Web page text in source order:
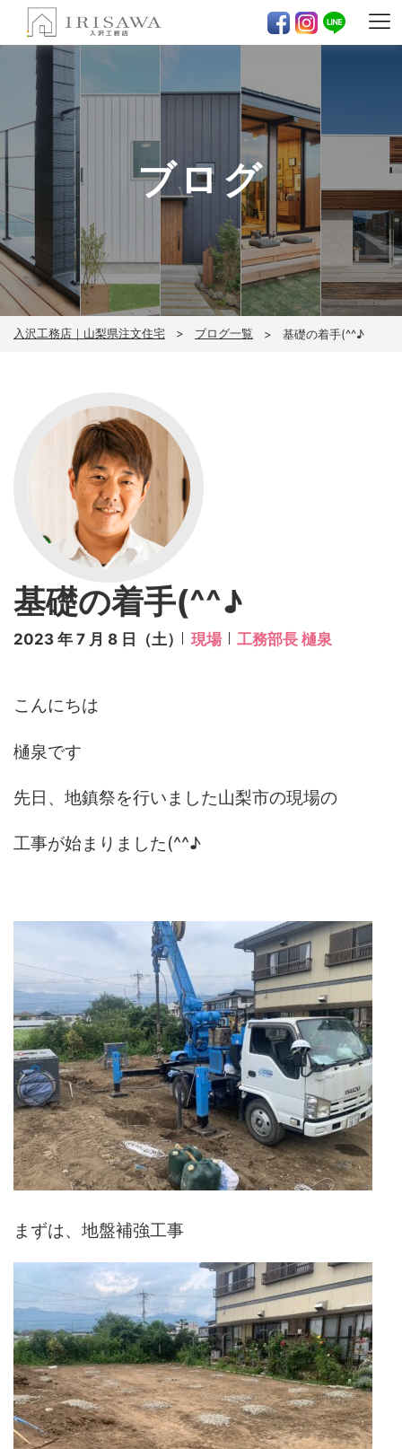
ブログ
入沢工務店｜山梨県注文住宅 ブログ一覧 基礎の着手(^^♪
基礎の着手(^^♪
2023 年 7 月 8 日（土） 現場 工務部長 樋泉
こんにちは
樋泉です
先日、地鎮祭を行いました山梨市の現場の
工事が始まりました(^^♪
まずは、地盤補強工事